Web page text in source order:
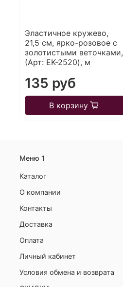
Эластичное кружево,
21,5 см, ярко-розовое с
золотистыми веточками,
(Арт: EK-2520), м
135 руб
В корзину
Меню 1
Каталог
О компании
Контакты
Доставка
Оплата
Личный кабинет
Условия обмена и возврата